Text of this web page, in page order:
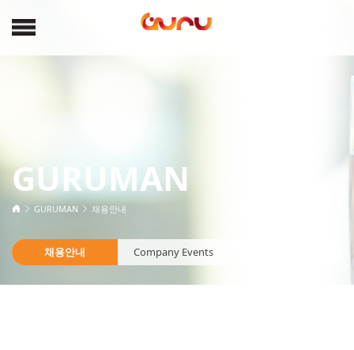
GURUMAN
GURUMAN 채용안내
채용안내 Company Events